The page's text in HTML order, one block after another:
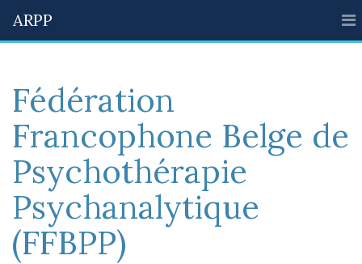
ARPP
Fédération
Francophone Belge de
Psychothérapie
Psychanalytique
(FFBPP)